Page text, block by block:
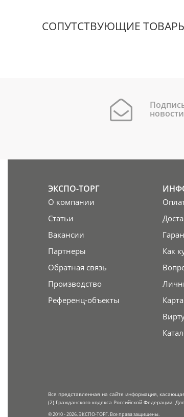
СОПУТСТВУЮЩИЕ
ЭКСПО-ТОРГ
О компании
Статьи
Вакансии
Партнеры
Обратная связь
Производство
Референц-объекты
Как
Вся представленная на сайте информация,
(2) Гражданского кодекса Российской Федерации.
© 2010 - 2026. ЭКСПО-ТОРГ. Все права защищены.